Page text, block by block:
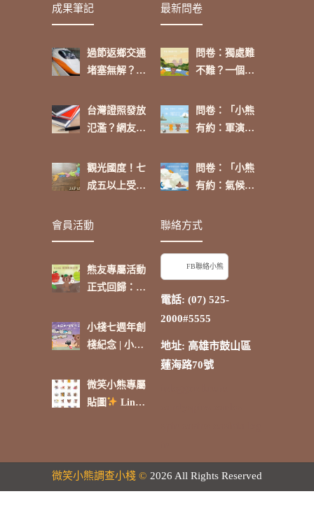
成果筆記
過節返鄉交通
堵塞無解？網
台灣證照發放
氾濫？網友：
進行有效管
理」
觀光國度！七
成五以上受訪
了台灣，日本
最新問卷
問卷：獨處難
不難？一個人
問卷：「小熊
有約：軍演來
嗎？」
問卷：「小熊
有約：氣候環
啟航【卷
會員活動
熊友專屬活動
正式回歸：蘋
小棧七週年創
棧紀念 | 小熊
微笑小熊專屬
貼圖
Line
聯絡方式
FB聯絡小熊
電話: (07) 525-
2000#5555
地址: 高雄市鼓山區
蓮海路70號
微笑小熊調查小棧 © 2026 All Rights Reserved